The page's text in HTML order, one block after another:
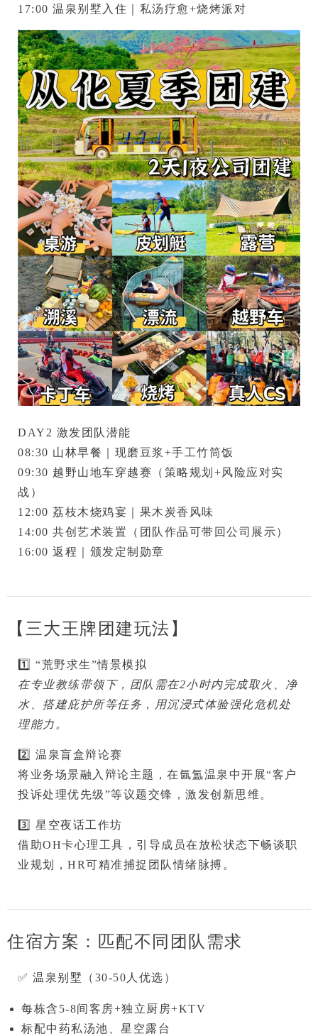
17:00 温泉别墅入住 ｜私汤疗愈+烧烤派对
DAY2 激发团队潜能
08:30 山林早餐｜现磨豆浆+手工竹筒饭
09:30 越野山地车穿越赛
（策略规划+风险应对实
战）
12:00 荔枝木烧鸡宴 ｜果木炭香风味
14:00 共创艺术装置
（团队作品可带回公司展示）
16:00 返程｜颁发定制勋章
【三大王牌团建玩法】
1️⃣ “荒野求生”情景模拟
在专业教练带领下，团队需在2小时内完成取火、净
水、搭建庇护所等任务，用沉浸式体验强化危机处
理能力。
2️⃣ 温泉盲盒辩论赛
将业务场景融入辩论主题 ，在氤氲温泉中开展“客户
投诉处理优先级”等议题交锋，激发创新思维。
3️⃣ 星空夜话工作坊
借助OH卡心理工具，引导成员在放松状态下畅谈职
业规划，HR可精准捕捉团队情绪脉搏。
住宿方案：匹配不同团队需求
✅ 温泉别墅（30-50人优选）
每栋含5-8间客房+独立厨房+KTV
标配中药私汤池 、星空露台